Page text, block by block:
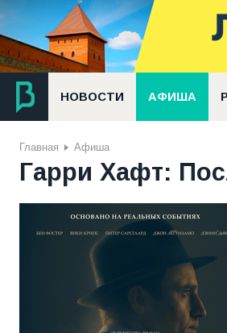
НОВОСТИ АФИША
Главная Афиша
Гарри Хафт: